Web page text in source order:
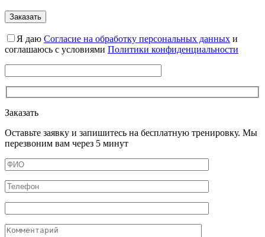
Я даю Cогласие на обработку персональных данных и
соглашаюсь с условиями Политики конфиденциальности
Заказать
Оставьте заявку и запишитесь на бесплатную тренировку. Мы
перезвоним вам через 5 минут